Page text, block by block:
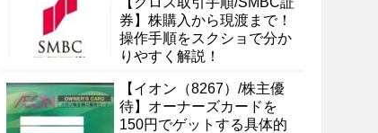
券】株購入から現渡まで！
操作手順をスクショで分か
りやすく解説！
【イオン（8267）/株主優
待】オーナーズカードを
150円でゲットする具体的